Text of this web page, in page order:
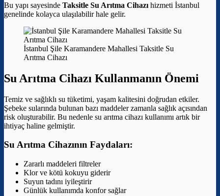
Bu yapı sayesinde Taksitle Su Arıtma Cihazı hizmeti İstanbul
genelinde kolayca ulaşılabilir hale gelir.
İstanbul Şile Karamandere Mahallesi Taksitle Su
Arıtma Cihazı
Su Arıtma Cihazı Kullanmanın Önemi
Temiz ve sağlıklı su tüketimi, yaşam kalitesini doğrudan etkiler.
Şebeke sularında bulunan bazı maddeler zamanla sağlık açısından
risk oluşturabilir. Bu nedenle su arıtma cihazı kullanımı artık bir
ihtiyaç haline gelmiştir.
Su Arıtma Cihazının Faydaları:
Zararlı maddeleri filtreler
Klor ve kötü kokuyu giderir
Suyun tadını iyileştirir
Günlük kullanımda konfor sağlar